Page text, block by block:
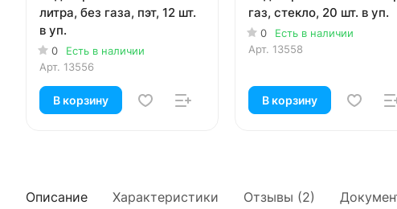
литра, без газа, пэт, 12 шт.
в уп.
0
Есть в наличии
Арт. 13556
В корзину
газ, стекло, 20 шт. в уп.
0
Есть в наличии
Арт. 13558
В корзину
Описание Характеристики Отзывы (2)